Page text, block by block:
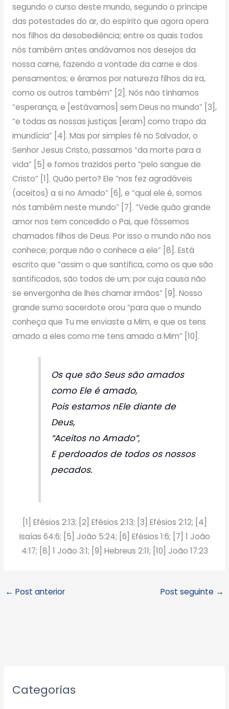
segundo o curso deste mundo, segundo o príncipe
das potestades do ar, do espírito que agora opera
nos filhos da desobediência; entre os quais todos
nós também antes andávamos nos desejos da
nossa carne, fazendo a vontade da carne e dos
pensamentos; e éramos por natureza filhos da ira,
como os outros também” [2]. Nós não tínhamos
“esperança, e [estávamos] sem Deus no mundo” [3],
“e todas as nossas justiças [eram] como trapo da
imundícia” [4]. Mas por simples fé no Salvador, o
Senhor Jesus Cristo, passamos “da morte para a
vida” [5] e fomos trazidos perto “pelo sangue de
Cristo” [1]. Quão perto? Ele “nos fez agradáveis
(aceitos) a si no Amado” [6], e “qual ele é, somos
nós também neste mundo” [7]. “Vede quão grande
amor nos tem concedido o Pai, que fôssemos
chamados filhos de Deus. Por isso o mundo não nos
conhece; porque não o conhece a ele” [8]. Está
escrito que “assim o que santifica, como os que são
santificados, são todos de um; por cuja causa não
se envergonha de lhes chamar irmãos” [9]. Nosso
grande sumo sacerdote orou “para que o mundo
conheça que Tu me enviaste a Mim, e que os tens
amado a eles como me tens amado a Mim” [10].
Os que são Seus são amados
como Ele é amado,
Pois estamos nEle diante de
Deus,
“Aceitos no Amado”,
E perdoados de todos os nossos
pecados.
[1] Efésios 2:13; [2] Efésios 2:13; [3] Efésios 2:12; [4]
Isaías 64:6; [5] João 5:24; [6] Efésios 1:6; [7] 1 João
4:17; [8] 1 João 3:1; [9] Hebreus 2:11; [10] João 17:23
← Post anterior Post seguinte →
Categorias
r